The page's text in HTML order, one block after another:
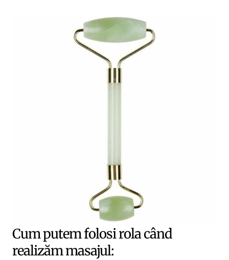
Cum putem folosi rola când
realizăm masajul: